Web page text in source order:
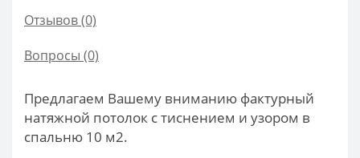
Отзывов (0)
Вопросы (0)
Предлагаем Вашему вниманию фактурный
натяжной потолок с тиснением и узором в
спальню 10 м2.